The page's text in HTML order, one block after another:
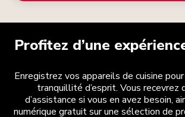
Profitez d’une
Enregistrez vos appareils de cuisine
tranquillité d’esprit. Vous recevrez
d’assistance si vous en avez besoin,
numérique gratuit sur une sélection de